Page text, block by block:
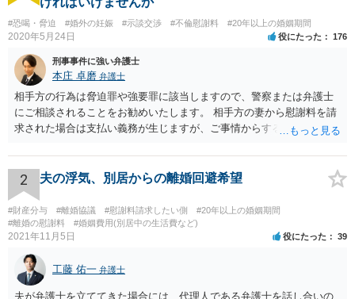
#恐喝・脅迫 #婚外の妊娠 #示談交渉 #不倫慰謝料 #20年以上の婚姻期間
2020年5月24日 役にたった 176
刑事事件に強い弁護士
本庄 卓磨 弁護士
相手方の行為は脅迫罪や強要罪に該当しますので、警察または弁護士
にご相談されることをお勧めいたします。 相手方の妻から慰謝料を請
求された場合は支払い義務が生じますが、ご事情からすると減額交渉
2 夫の浮気、別居からの離婚回避希望
#財産分与 #離婚協議 #慰謝料請求したい側
#20年以上の婚姻期間
#離婚の慰謝料
#婚姻費用(別居中の生活費など)
2021年11月5日 役にたった 39
工藤 佑一 弁護士
夫が弁護士を立ててきた場合には、代理人である弁護士を話し合いの